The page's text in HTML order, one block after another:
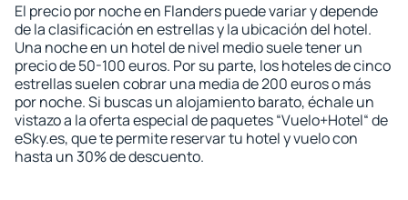
El precio por noche en Flanders puede variar y depende
de la clasificación en estrellas y la ubicación del hotel.
Una noche en un hotel de nivel medio suele tener un
precio de 50-100 euros. Por su parte, los hoteles de cinco
estrellas suelen cobrar una media de 200 euros o más
por noche. Si buscas un alojamiento barato, échale un
vistazo a la oferta especial de paquetes “Vuelo+Hotel“ de
eSky.es, que te permite reservar tu hotel y vuelo con
hasta un 30% de descuento.